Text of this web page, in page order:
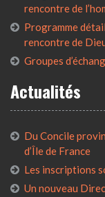
rencontre de
Programme
rencontre de
Groupes
Actualités
Du Concile
d’Île de France
Les inscriptions
Un nouveau